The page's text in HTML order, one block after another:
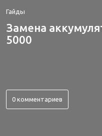
Гайды
Замена
5000
0 комментариев